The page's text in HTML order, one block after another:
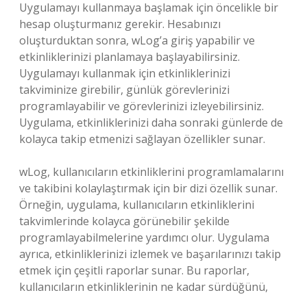
Uygulamayı kullanmaya başlamak için öncelikle bir
hesap oluşturmanız gerekir. Hesabınızı
oluşturduktan sonra, wLog’a giriş yapabilir ve
etkinliklerinizi planlamaya başlayabilirsiniz.
Uygulamayı kullanmak için etkinliklerinizi
takviminize girebilir, günlük görevlerinizi
programlayabilir ve görevlerinizi izleyebilirsiniz.
Uygulama, etkinliklerinizi daha sonraki günlerde de
kolayca takip etmenizi sağlayan özellikler sunar.
wLog, kullanıcıların etkinliklerini programlamalarını
ve takibini kolaylaştırmak için bir dizi özellik sunar.
Örneğin, uygulama, kullanıcıların etkinliklerini
takvimlerinde kolayca görünebilir şekilde
programlayabilmelerine yardımcı olur. Uygulama
ayrıca, etkinliklerinizi izlemek ve başarılarınızı takip
etmek için çeşitli raporlar sunar. Bu raporlar,
kullanıcıların etkinliklerinin ne kadar sürdüğünü,